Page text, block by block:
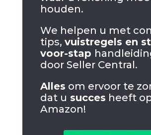
houden.
We helpen u met
tips, vuistregels en
voor-stap
door Seller Central.
Alles om ervoor te
dat u succes heeft
Amazon!